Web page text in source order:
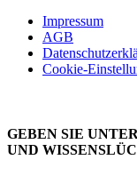
Impressum
AGB
Cookie-
GEBEN SIE
UND